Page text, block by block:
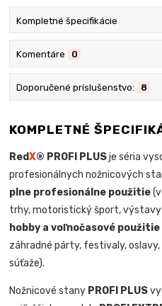
Kompletné špecifikácie
Komentáre 0
Doporučené príslušenstvo: 8
KOMPLETNÉ
RedX® PROFI PLUSje séria
profesionálnych nožnicových
plne profesionálne použitie
trhy, motoristický šport, výstavy
hobby a voľnočasové použitie
záhradné párty, festivaly,
súťaže).
Nožnicové stany PROFI PLUS